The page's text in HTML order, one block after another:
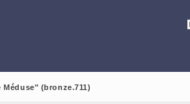
(bronze.711)